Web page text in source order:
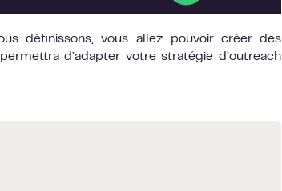
définissons, vous allez pouvoir créer des
d’adapter votre stratégie d’outreach